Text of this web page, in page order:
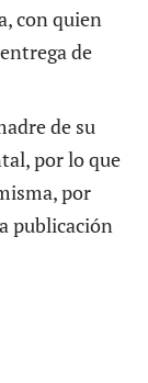
con quien
de
de su
por lo que
por
publicación